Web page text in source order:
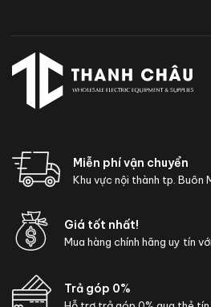
Miễn phí vận chuyển
Khu vực nội thành tp. Buôn
Giá tốt nhất!
Mua hàng chính hãng uy tín
Trả góp 0%